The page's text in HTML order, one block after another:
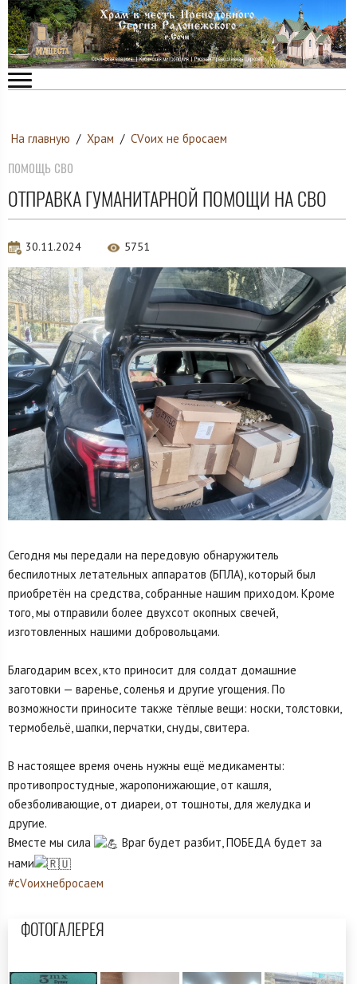
На главную / Храм / СVоих не бросаем
помощь сво
ОТПРАВКА ГУМАНИТАРНОЙ ПОМОЩИ НА СВО
30.11.2024 5751
Сегодня мы передали на передовую обнаружитель
беспилотных летательных аппаратов (БПЛА), который был
приобретён на средства, собранные нашим приходом. Кроме
того, мы отправили более двухсот окопных свечей,
изготовленных нашими добровольцами.
Благодарим всех, кто приносит для солдат домашние
заготовки — варенье, соленья и другие угощения. По
возможности приносите также тёплые вещи: носки, толстовки,
термобельё, шапки, перчатки, снуды, свитера.
В настоящее время очень нужны ещё медикаменты:
противопростудные, жаропонижающие, от кашля,
обезболивающие, от диареи, от тошноты, для желудка и
другие.
Вместе мы сила
Враг будет разбит, ПОБЕДА будет за
нами
#сVоихнебросаем
ФОТОГАЛЕРЕЯ